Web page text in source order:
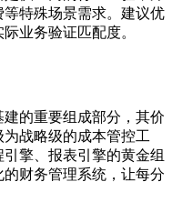
特殊场景需求。建议优
业务验证匹配度。
的重要组成部分，其价
战略级的成本管控工
擎、报表引擎的黄金组
财务管理系统，让每分